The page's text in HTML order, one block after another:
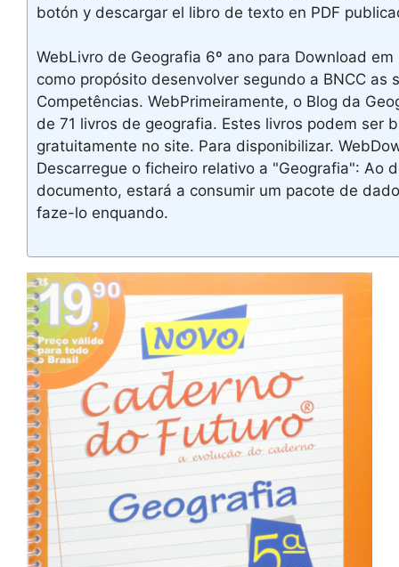
botón y descargar el libro de texto en PDF
WebLivro de Geografia 6º ano para Download em
como propósito desenvolver segundo a BNCC as
Competências. WebPrimeiramente, o Blog da
de 71 livros de geografia. Estes livros podem ser
gratuitamente no site. Para disponibilizar.
Descarregue o ficheiro relativo a "Geografia": Ao
documento, estará a consumir um pacote de
faze-lo enquando.